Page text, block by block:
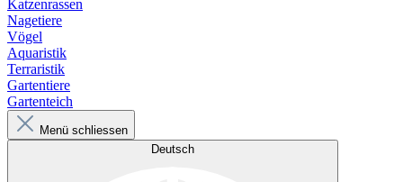
Katzenrassen
Nagetiere
Vögel
Aquaristik
Terraristik
Gartentiere
Gartenteich
Menü schliessen
Deutsch